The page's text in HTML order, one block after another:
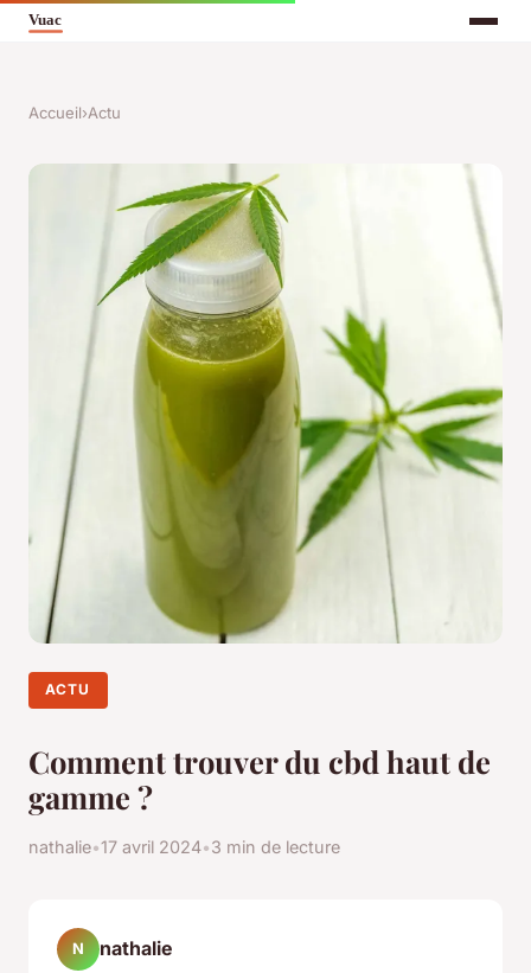
Accueil›Actu
ACTU
Comment trouver du cbd haut de
gamme ?
nathalie•17 avril 2024•3 min de lecture
N nathalie